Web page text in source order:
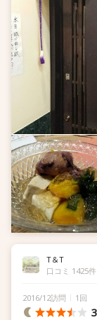
T＆T
口コミ 1425件
2016/12訪問 1回